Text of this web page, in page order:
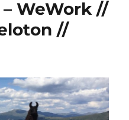
WeWork //
//